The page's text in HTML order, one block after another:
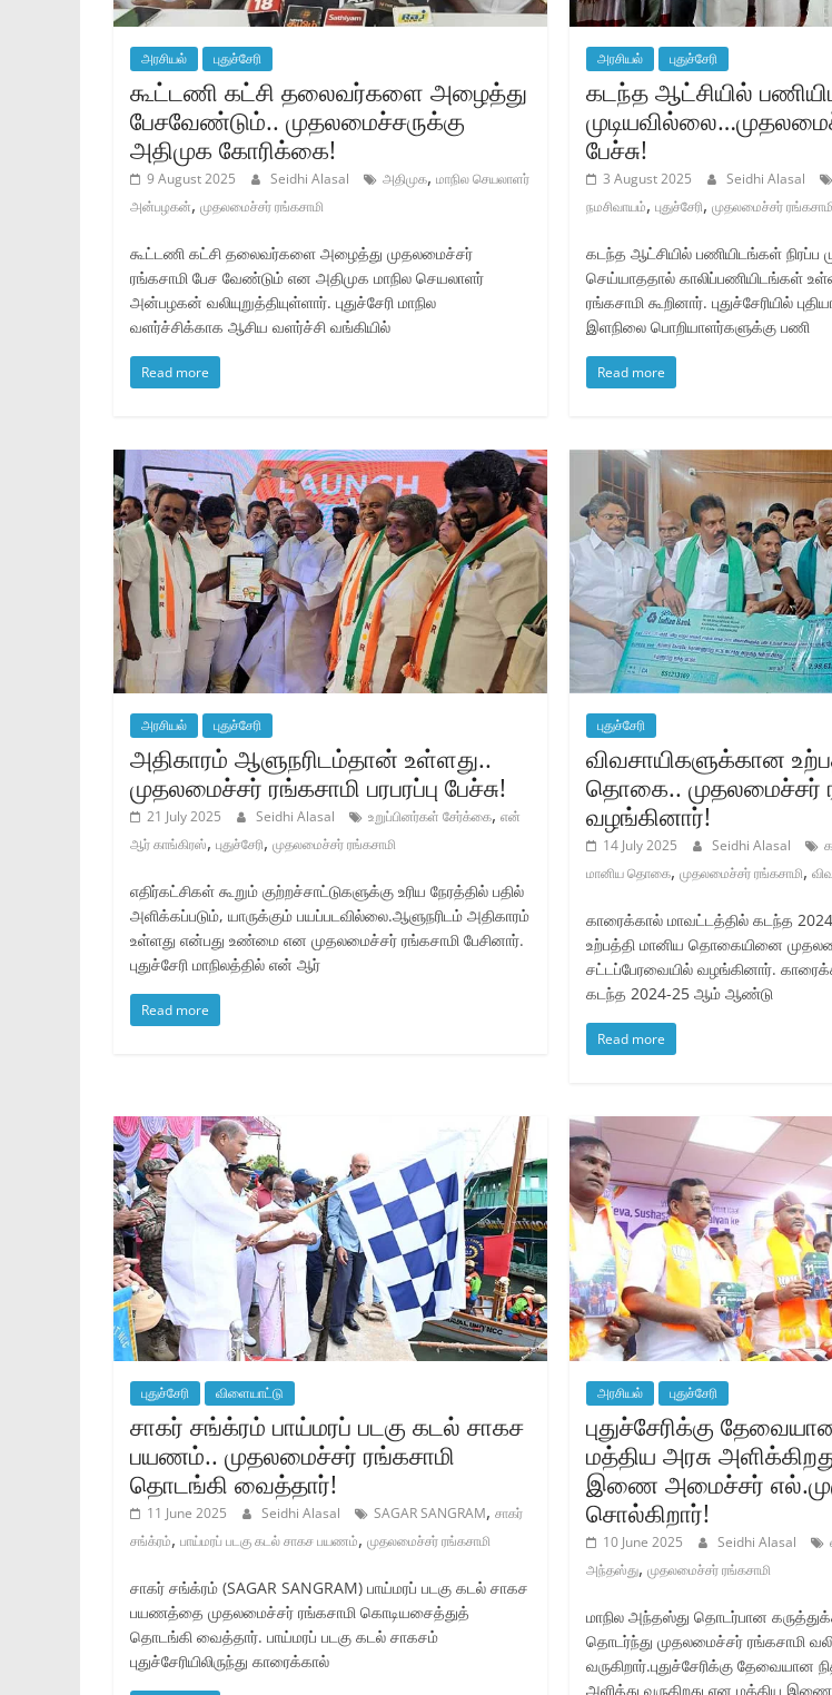
அரசியல் புதுச்சேரி
கூட்டணி கட்சி தலைவர்களை அழைத்து
பேசவேண்டும்.. முதலமைச்சருக்கு
அதிமுக கோரிக்கை!
9 August 2025 Seidhi Alasal அதிமுக, மாநில செயலாளர்
அன்பழகன், முதலமைச்சர் ரங்கசாமி
கூட்டணி கட்சி தலைவர்களை அழைத்து முதலமைச்சர்
ரங்கசாமி பேச வேண்டும் என அதிமுக மாநில செயலாளர்
அன்பழகன் வலியுறுத்தியுள்ளார். புதுச்சேரி மாநில
வளர்ச்சிக்காக ஆசிய வளர்ச்சி வங்கியில்
Read more
அரசியல் புதுச்சேரி
கடந்த ஆட்சியில்
பேச்சு!
3 August 2025 Seidhi Alasal
நமசிவாயம்,புதுச்சேரி,முதலமைச்சர்
கடந்த ஆட்சியில் பணியிடங்கள் நிரப்ப
செய்யாததால் காலிப்பணியிடங்கள்
ரங்கசாமி கூறினார். புதுச்சேரியில்
இளநிலை பொறியாளர்களுக்கு பணி
Read more
அரசியல் புதுச்சேரி
அதிகாரம் ஆளுநரிடம்தான் உள்ளது..
முதலமைச்சர் ரங்கசாமி பரபரப்பு பேச்சு!
21 July 2025 Seidhi Alasal உறுப்பினர்கள் சேர்க்கை, என்
ஆர் காங்கிரஸ், புதுச்சேரி, முதலமைச்சர் ரங்கசாமி
எதிர்கட்சிகள் கூறும் குற்றச்சாட்டுகளுக்கு உரிய நேரத்தில் பதில்
அளிக்கப்படும், யாருக்கும் பயப்படவில்லை.ஆளுநரிடம் அதிகாரம்
உள்ளது என்பது உண்மை என முதலமைச்சர் ரங்கசாமி பேசினார்.
புதுச்சேரி மாநிலத்தில் என் ஆர்
Read more
புதுச்சேரி
விவசாயிகளுக்கான
தொகை.. முதலமைச்சர்
வழங்கினார்!
14 July 2025 Seidhi Alasal
மானிய தொகை,முதலமைச்சர் ரங்கசாமி,
காரைக்கால் மாவட்டத்தில் கடந்த
உற்பத்தி மானிய தொகையினை
சட்டப்பேரவையில் வழங்கினார்.
கடந்த 2024-25 ஆம் ஆண்டு
Read more
புதுச்சேரி விளையாட்டு
சாகர் சங்க்ரம் பாய்மரப் படகு கடல் சாகச
பயணம்.. முதலமைச்சர் ரங்கசாமி
தொடங்கி வைத்தார்!
11 June 2025 Seidhi Alasal SAGAR SANGRAM, சாகர்
சங்க்ரம், பாய்மரப் படகு கடல் சாகச பயணம், முதலமைச்சர் ரங்கசாமி
சாகர் சங்க்ரம் (SAGAR SANGRAM) பாய்மரப் படகு கடல் சாகச
பயணத்தை முதலமைச்சர் ரங்கசாமி கொடியசைத்துத்
தொடங்கி வைத்தார். பாய்மரப் படகு கடல் சாகசம்
புதுச்சேரியிலிருந்து காரைக்கால்
அரசியல் புதுச்சேரி
புதுச்சேரிக்கு
மத்திய அரசு
இணை அமைச்சர்
சொல்கிறார்!
10 June 2025 Seidhi Alasal
அந்தஸ்து,முதலமைச்சர் ரங்கசாமி
மாநில அந்தஸ்து தொடர்பான
தொடர்ந்து முதலமைச்சர் ரங்கசாமி
வருகிறார்.புதுச்சேரிக்கு தேவையான
அளித்து வருகிறது என மத்திய